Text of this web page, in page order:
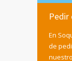
Pedir
En
de